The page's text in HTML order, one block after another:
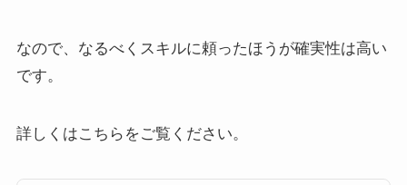
なので、なるべくスキルに頼ったほうが確実性は高い
です。
詳しくはこちらをご覧ください。